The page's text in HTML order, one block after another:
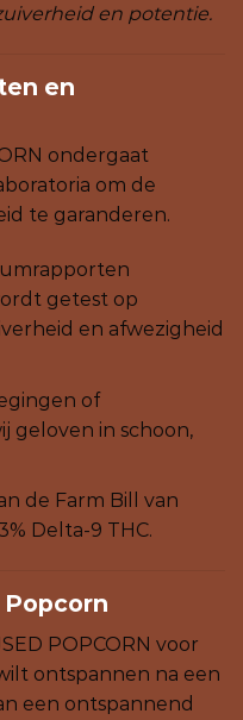
en potentie.
en
ondergaat
om de
te garanderen.
getest op
en afwezigheid
of
geloven in schoon,
de Farm Bill van
Delta-9 THC.
POPCORN voor
ontspannen na een
een ontspannend